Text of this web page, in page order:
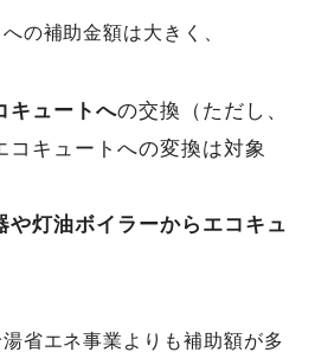
の補助金額は大きく、
キュートへの交換（ただし、
コキュートへの変換は対象
や灯油ボイラーからエコキュ
省エネ事業よりも補助額が多